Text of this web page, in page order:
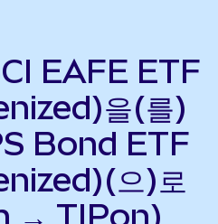
EAFE ETF
을(를)
Bond ETF
으)로
→ TIPon)